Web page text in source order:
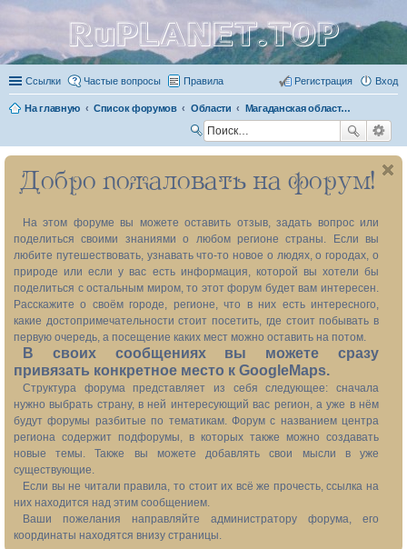
RuPLANET.TOP
Ссылки Частые вопросы Правила Вход
Регистрация
На главную Список форумов Области Магаданская область (без Чукотского автономного округа) 49
ск
Добро пожаловать на форум!
На этом форуме вы можете оставить отзыв, задать вопрос или
поделиться своими знаниями о любом регионе страны. Если вы
любите путешествовать, узнавать что-то новое о людях, о городах, о
природе или если у вас есть информация, которой вы хотели бы
поделиться с остальным миром, то этот форум будет вам интересен.
Расскажите о своём городе, регионе, что в них есть интересного,
какие достопримечательности стоит посетить, где стоит побывать в
первую очередь, а посещение каких мест можно оставить на потом.
В своих сообщениях вы можете сразу
привязать конкретное место к GoogleMaps.
Структура форума представляет из себя следующее: сначала
нужно выбрать страну, в ней интересующий вас регион, а уже в нём
будут форумы разбитые по тематикам. Форум с названием центра
региона содержит подфорумы, в которых также можно создавать
новые темы. Также вы можете добавлять свои мысли в уже
существующие.
Если вы не читали правила, то стоит их всё же прочесть, ссылка на
них находится над этим сообщением.
Ваши пожелания направляйте администратору форума, его
координаты находятся внизу страницы.